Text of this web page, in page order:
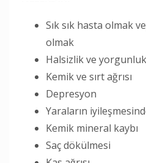
Sık sık hasta olmak
olmak
Halsizlik ve yorgunluk
Kemik ve sırt ağrısı
Depresyon
Yaraların
Kemik mineral kaybı
Saç dökülmesi